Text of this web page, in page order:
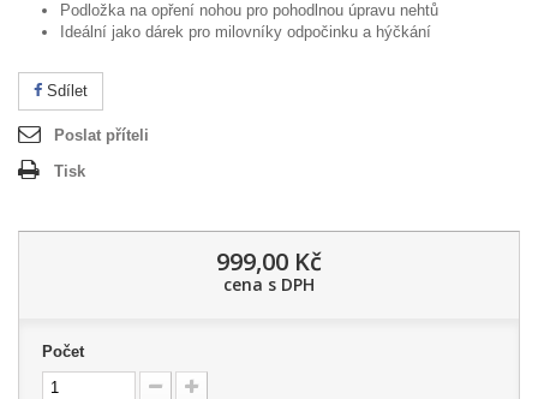
Podložka na opření nohou pro pohodlnou úpravu nehtů
Ideální jako dárek pro milovníky odpočinku a hýčkání
Sdílet
Poslat příteli
Tisk
999,00 Kč
cena s DPH
Počet